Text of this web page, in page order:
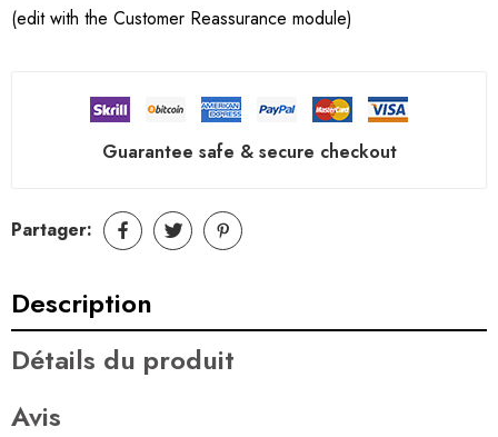
(edit with the Customer Reassurance module)
Guarantee safe & secure checkout
Partager:
Description
Détails du produit
Avis